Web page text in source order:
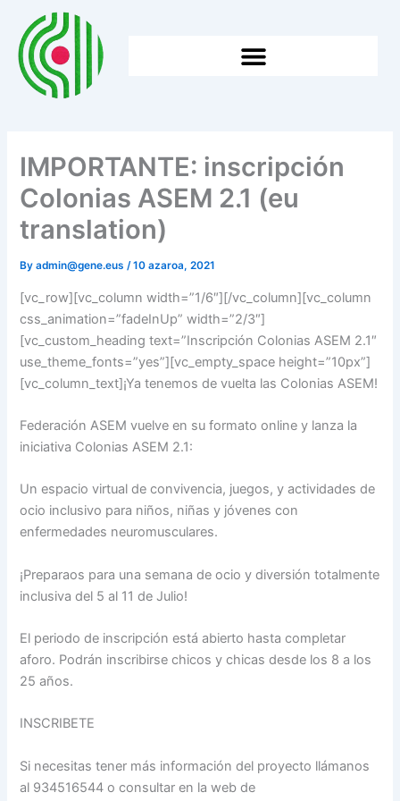
content
IMPORTANTE: inscripción
Colonias ASEM 2.1 (eu
translation)
Byadmin@gene.eus/10 azaroa, 2021
[vc_row][vc_column width=”1/6″][/vc_column][vc_column
css_animation=”fadeInUp” width=”2/3″]
[vc_custom_heading text=”Inscripción Colonias ASEM 2.1″
use_theme_fonts=”yes”][vc_empty_space height=”10px”]
[vc_column_text]¡Ya tenemos de vuelta las Colonias ASEM!
Federación ASEM vuelve en su formato online y lanza la
iniciativa Colonias ASEM 2.1:
Un espacio virtual de convivencia, juegos, y actividades de
ocio inclusivo para niños, niñas y jóvenes con
enfermedades neuromusculares.
¡Preparaos para una semana de ocio y diversión totalmente
inclusiva del 5 al 11 de Julio!
El periodo de inscripción está abierto hasta completar
aforo. Podrán inscribirse chicos y chicas desde los 8 a los
25 años.
INSCRIBETE
Si necesitas tener más información del proyecto llámanos
al 934516544 o consultar en la web de